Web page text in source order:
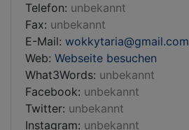
Telefon: unbekannt
Fax: unbekannt
E-Mail: wokkytaria
gmail.com
Web: Webseite besuchen
What3Words: unbekannt
Facebook: unbekannt
Twitter: unbekannt
Instagram: unbekannt